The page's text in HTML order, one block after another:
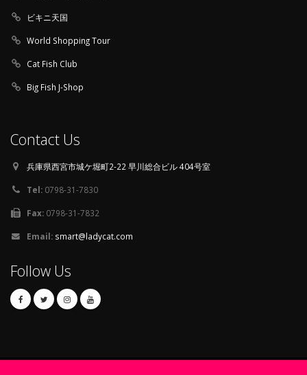
ビキニ天国
World Shopping Tour
Cat Fish Club
Big Fish J-Shop
Contact Us
兵庫県西宮市城ケ堀町2-22 早川総合ビル 404号室
Tel: 0798-31-7830
Fax: 0798-31-7832
Email: smart@ladycat.com
Follow Us